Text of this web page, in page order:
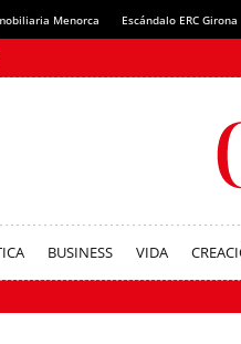
Menorca Escándalo ERC Girona
BUSINESS VIDA